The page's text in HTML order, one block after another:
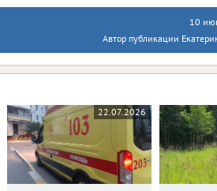
10
Автор публикации
22.07.2026